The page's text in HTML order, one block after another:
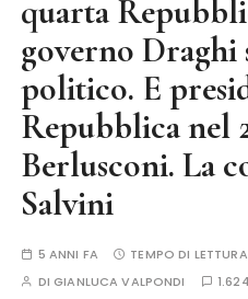
quarta
governo Draghi
politico. E
Repubblica nel
Berlusconi. La
Salvini
5 ANNI FA TEMPO DI
DIGIANLUCA VALPONDI